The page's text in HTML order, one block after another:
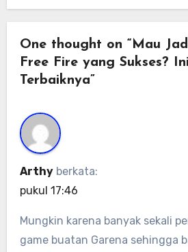
One thought on “Mau
Free Fire yang Sukses?
Terbaiknya”
Arthy berkata:
pukul 17:46
Mungkin karena banyak sekali
game buatan Garena sehingga